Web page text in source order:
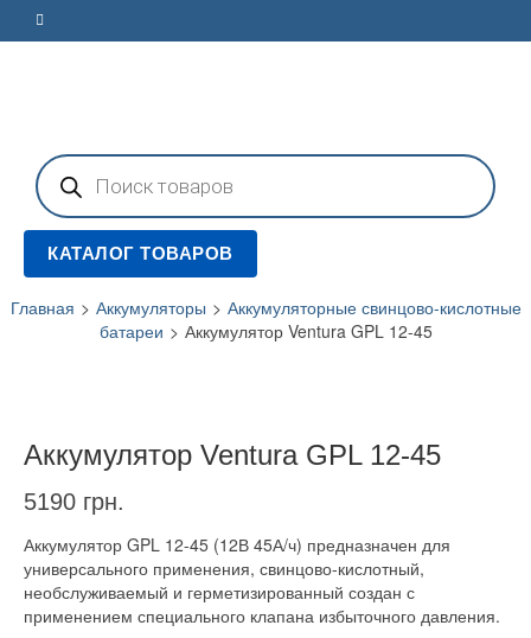
Поиск
товаров
КАТАЛОГ ТОВАРОВ
Главная > Аккумуляторы > Аккумуляторные свинцово-кислотные
батареи > Аккумулятор Ventura GPL 12-45
Аккумулятор Ventura GPL 12-45
5190 грн.
Аккумулятор GPL 12-45 (12В 45А/ч) предназначен для
универсального применения, свинцово-кислотный,
необслуживаемый и герметизированный создан с
применением специального клапана избыточного давления.